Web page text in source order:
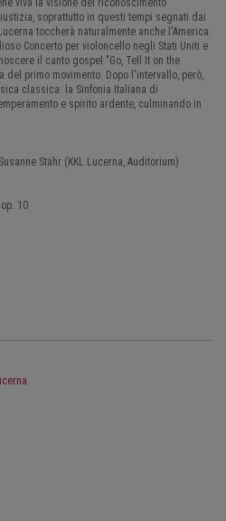
viva la visione del riconoscimento
soprattutto in questi tempi segnati dai
toccherà naturalmente anche l'America:
Concerto per violoncello negli Stati Uniti e
il canto gospel "Go, Tell It on the
del primo movimento. Dopo l'intervallo, però,
classica: la Sinfonia Italiana di
e spirito ardente, culminando in
Stähr (KKL Lucerna, Auditorium)
10